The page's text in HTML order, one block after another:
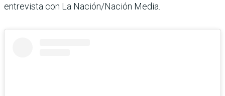
entrevista con La Nación/Nación Media.